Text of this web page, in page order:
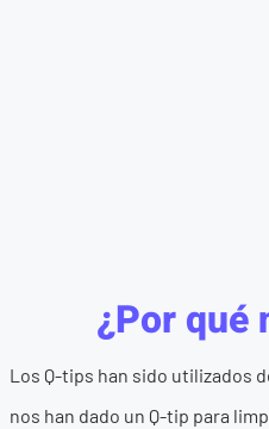
¿Por qué
Los Q-tips han sido utilizados
nos han dado un Q-tip para